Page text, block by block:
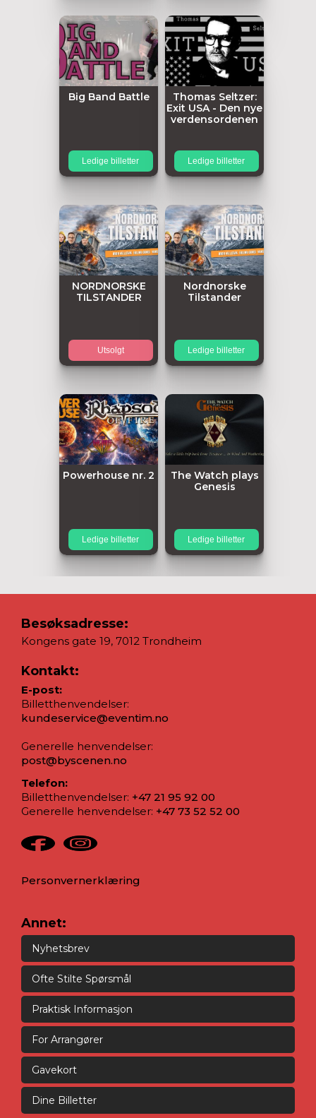
Big Band Battle
Ledige billetter
Thomas Seltzer:
Exit USA - Den nye
verdensordenen
Ledige billetter
NORDNORSKE
TILSTANDER
Utsolgt
Nordnorske
Tilstander
Ledige billetter
Powerhouse nr. 2
Ledige billetter
The Watch plays
Genesis
Ledige billetter
Besøksadresse:
Kongens gate 19, 7012 Trondheim
Kontakt:
E-post:
Billetthenvendelser:
kundeservice@eventim.no
Generelle henvendelser:
post@byscenen.no
Telefon:
Billetthenvendelser: +47 21 95 92 00
Generelle henvendelser: +47 73 52 52 00
Personvernerklæring
Annet:
Nyhetsbrev
Ofte Stilte Spørsmål
Praktisk Informasjon
For Arrangører
Gavekort
Dine Billetter